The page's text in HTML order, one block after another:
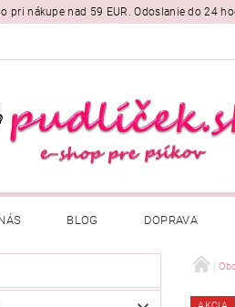
pri nákupe nad 59 EUR. Odoslanie do 24
BLOG DOPRAVA